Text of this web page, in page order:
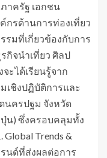
าครัฐ เอกชน
กรด้านการท่องเที่ยว
รมที่เกี่ยวข้องกับการ
กิจนำเที่ยว ศิลป
ะได้เรียนรู้จาก
เชิงปฏิบัติการและ
นครปฐม จังหวัด
น) ซึ่งครอบคลุมทั้ง
Trends &
รนด์ที่ส่งผลต่อการ